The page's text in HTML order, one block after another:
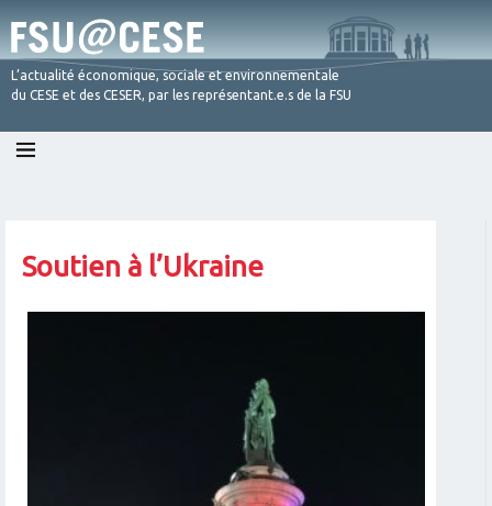
L’actualité économique, sociale et environnementale
du CESE et des CESER, par les représentant.e.s de la FSU
Skip
Soutien à l’Ukraine